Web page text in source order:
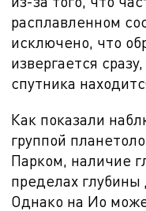
расплавленном
исключено, что
извергается
спутника
Как показали
группой
Парком, наличие
пределах глубины
Однако на Ио